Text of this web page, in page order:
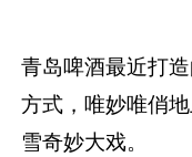
青岛啤酒最近打
方式，唯妙唯俏
雪奇妙大戏。